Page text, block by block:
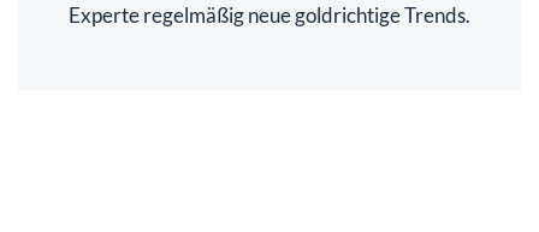
Experte regelmäßig neue goldrichtige Trends.